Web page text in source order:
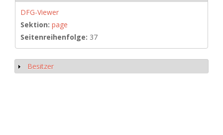
DFG-Viewer
Sektion: page
Seitenreihenfolge: 37
Anzeigen
Besitzer